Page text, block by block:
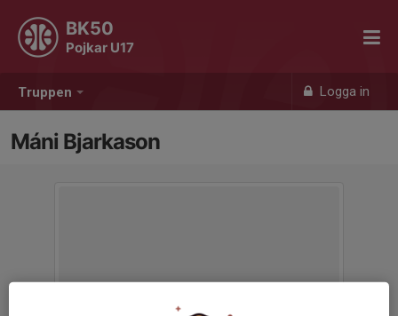
Truppen Logga in
BK50
Pojkar U17
Máni Bjarkason